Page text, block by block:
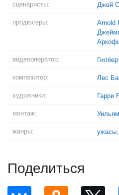
сценаристы: Джей
продюсеры: Arnold
видеооператор:
композитор: Лес
художники: Гарри
монтаж:
жанры: ужасы,
Поделиться